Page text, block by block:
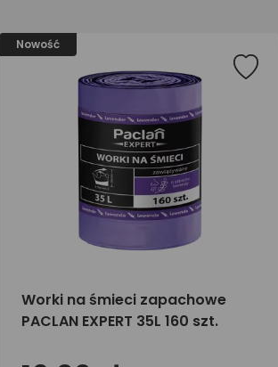
Nowość
Worki na śmieci zapachowe
PACLAN EXPERT 35L 160 szt.